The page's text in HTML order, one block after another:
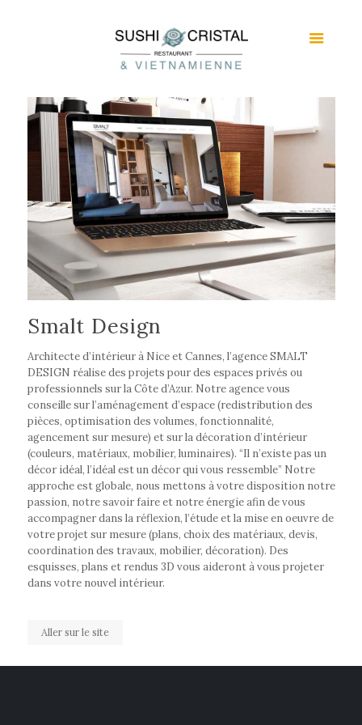
Smalt Design
Architecte d’intérieur à Nice et Cannes, l’agence SMALT
DESIGN réalise des projets pour des espaces privés ou
professionnels sur la Côte d’Azur. Notre agence vous
conseille sur l’aménagement d’espace (redistribution des
pièces, optimisation des volumes, fonctionnalité,
agencement sur mesure) et sur la décoration d’intérieur
(couleurs, matériaux, mobilier, luminaires). “Il n’existe pas un
décor idéal, l’idéal est un décor qui vous ressemble” Notre
approche est globale, nous mettons à votre disposition notre
passion, notre savoir faire et notre énergie afin de vous
accompagner dans la réflexion, l’étude et la mise en oeuvre de
votre projet sur mesure (plans, choix des matériaux, devis,
coordination des travaux, mobilier, décoration). Des
esquisses, plans et rendus 3D vous aideront à vous projeter
dans votre nouvel intérieur.
Aller sur le site